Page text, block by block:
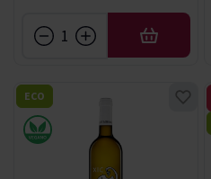
AÑADIR
ECO